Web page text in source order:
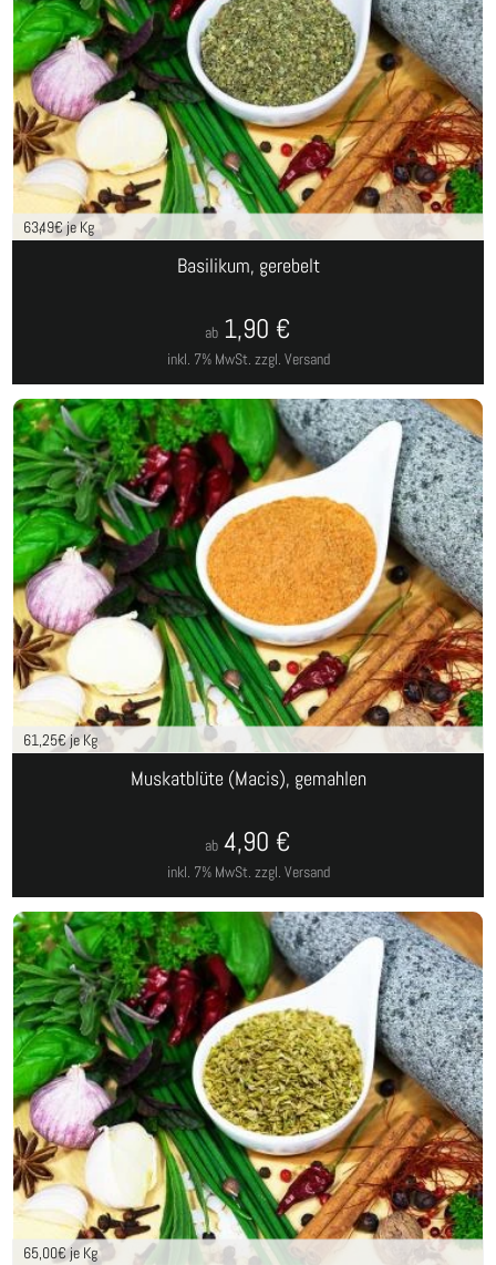
63,49€ je Kg
Basilikum, gerebelt
inkl. 7% MwSt. zzgl. Versand
ab 1,90 €
61,25€ je Kg
Muskatblüte (Macis), gemahlen
inkl. 7% MwSt. zzgl. Versand
ab 4,90 €
65,00€ je Kg